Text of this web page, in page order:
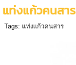
แท่งแก้วคนสาร
Tags: แท่งแก้วคนสาร